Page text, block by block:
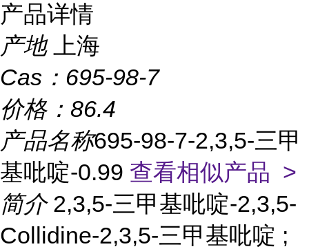
产品详情
产地
上海
Cas： 695-98-7
价格： 86.4
产品名称695-98-7-2,3,5-三甲
基吡啶-0.99 查看相似产品 >
简介 2,3,5-三甲基吡啶-2,3,5-
Collidine-2,3,5-三甲基吡啶 ;